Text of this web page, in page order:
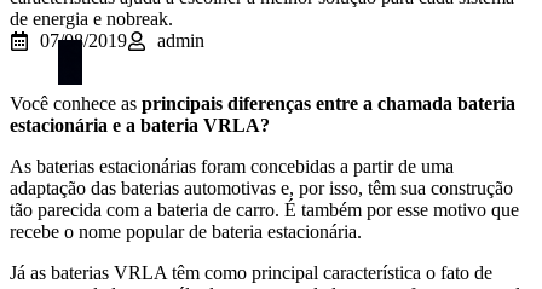
de energia e nobreak.
07/08/2019
admin
Você conhece as principais diferenças entre a chamada bateria
estacionária e a bateria VRLA?
As baterias estacionárias foram concebidas a partir de uma
adaptação das baterias automotivas e, por isso, têm sua construção
tão parecida com a bateria de carro. É também por esse motivo que
recebe o nome popular de bateria estacionária.
Já as baterias VRLA têm como principal característica o fato de